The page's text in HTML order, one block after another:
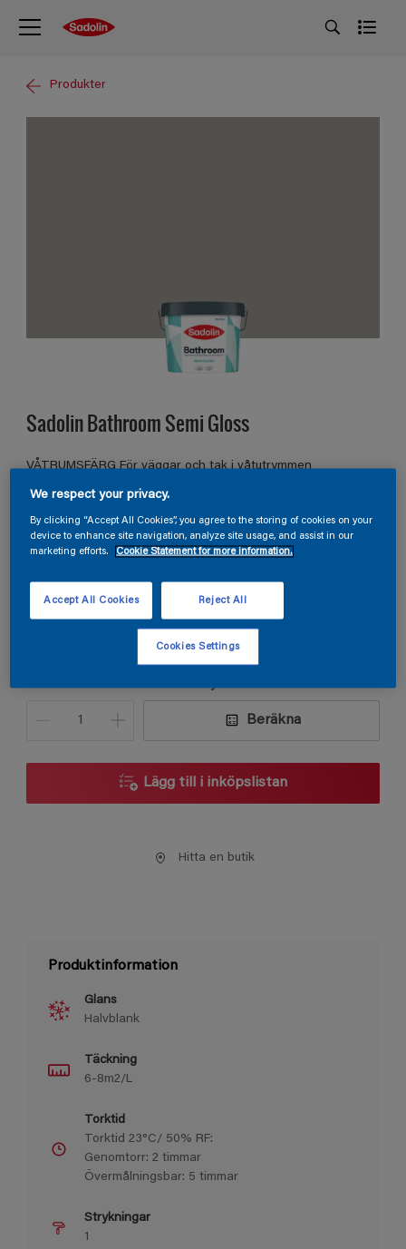
Produkter
Sadolin Bathroom Semi Gloss
VÅTRUMSFÄRG För väggar och tak i våtutrymmen
Sensual Wind
Förpackningsstorlek
2,5L
Beräkna
Lägg till i inköpslistan
Hitta en butik
Produktinformation
Glans
Halvblank
Täckning
6-8m2/L
Torktid
Torktid 23°C/ 50% RF:
Genomtorr: 2 timmar
Övermålningsbar: 5 timmar
Strykningar
1
We respect your privacy.
By clicking “Accept All Cookies”, you agree to the storing of cookies on your
device to enhance site navigation, analyze site usage, and assist in our
marketing efforts.
Cookie Statement for more information.
Reject All
Accept All Cookies
Cookies Settings